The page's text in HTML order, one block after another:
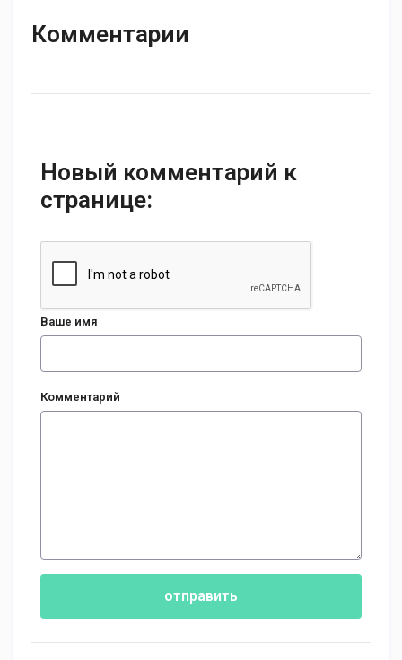
Комментарии
Новый комментарий к
странице:
Ваше имя
Комментарий
отправить